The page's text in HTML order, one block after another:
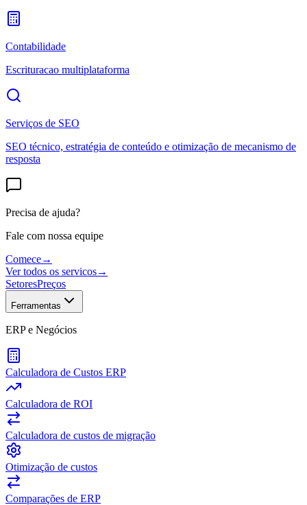
Contabilidade
Escrituracao multiplataforma
Serviços de SEO
SEO técnico, estratégia de conteúdo e otimização de mecanismo de
resposta
Precisa de ajuda?
Fale com nossa equipe
Comece→
Ver todos os servicos→
SetoresPreços
Ferramentas
ERP e Negócios
Calculadora de Custos ERP
Calculadora de ROI
Calculadora de custos de migração
Otimização de custos
Comparações de ERP